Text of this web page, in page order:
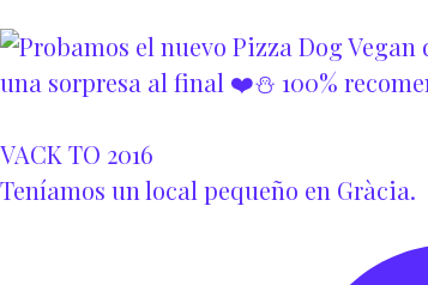
VACK TO 2016
Teníamos un local pequeño en Gràcia.